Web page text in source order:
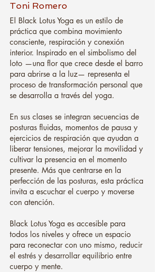
Toni Romero
El Black Lotus Yoga es un estilo de
práctica que combina movimiento
consciente, respiración y conexión
interior. Inspirado en el simbolismo del
loto —una flor que crece desde el barro
para abrirse a la luz— representa el
proceso de transformación personal que
se desarrolla a través del yoga.
En sus clases se integran secuencias de
posturas fluidas, momentos de pausa y
ejercicios de respiración que ayudan a
liberar tensiones, mejorar la movilidad y
cultivar la presencia en el momento
presente. Más que centrarse en la
perfección de las posturas, esta práctica
invita a escuchar el cuerpo y moverse
con atención.
Black Lotus Yoga es accesible para
todos los niveles y ofrece un espacio
para reconectar con uno mismo, reducir
el estrés y desarrollar equilibrio entre
cuerpo y mente.